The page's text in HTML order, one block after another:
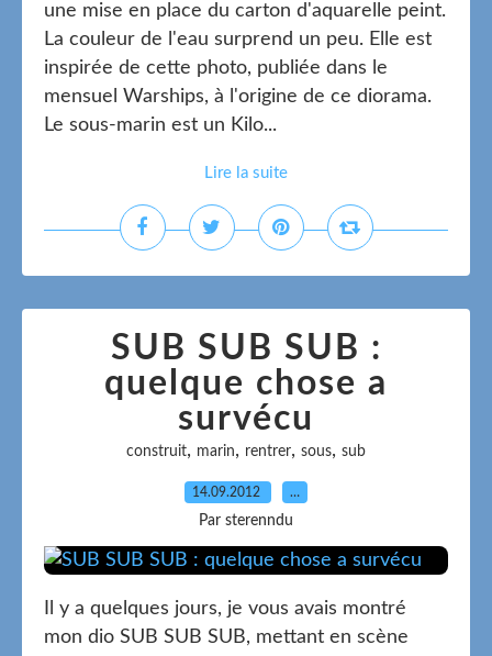
une mise en place du carton d'aquarelle peint.
La couleur de l'eau surprend un peu. Elle est
inspirée de cette photo, publiée dans le
mensuel Warships, à l'origine de ce diorama.
Le sous-marin est un Kilo...
Lire la suite
SUB SUB SUB :
quelque chose a
survécu
construit, marin, rentrer, sous, sub
14.09.2012 …
Par sterenndu
Il y a quelques jours, je vous avais montré
mon dio SUB SUB SUB, mettant en scène